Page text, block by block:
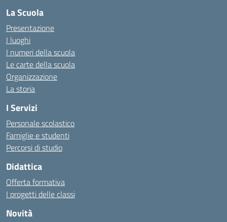
La Scuola
Presentazione
I luoghi
I numeri della scuola
Le carte della scuola
Organizzazione
La storia
I Servizi
Personale scolastico
Famiglie e studenti
Percorsi di studio
Didattica
Offerta formativa
I progetti delle classi
Novità